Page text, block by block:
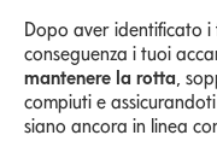
Dopo aver identificato
conseguenza i tuoi
mantenere la rotta,
compiuti e
siano ancora in linea